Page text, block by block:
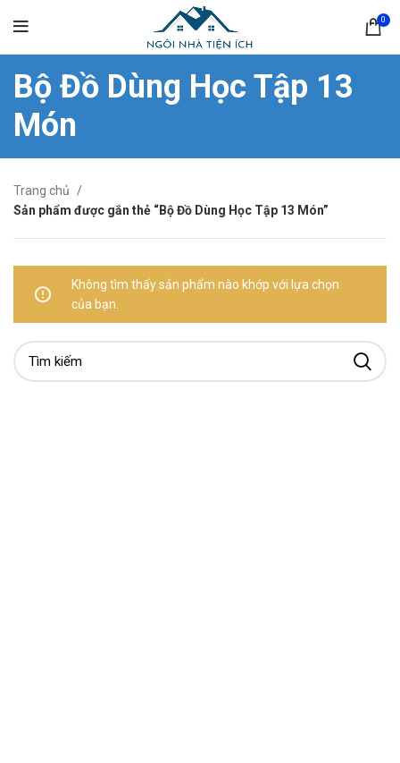
0
Bộ Đồ Dùng Học Tập 13
Món
Trang chủ
Sản phẩm được gắn thẻ “Bộ Đồ Dùng Học Tập 13 Món”
Không tìm thấy sản phẩm nào khớp với lựa chọn
của bạn.